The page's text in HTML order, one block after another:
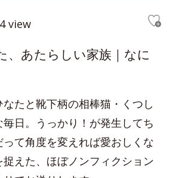
view
、あたらしい家族｜なに
たと靴下柄の相棒猫・くつし
日。うっかり！が発生してち
って角度を変えれば愛おしくな
えた、ほぼノンフィクション